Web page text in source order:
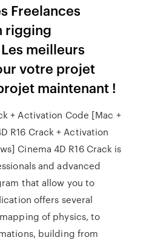
Freelances
rigging
meilleurs
votre projet
maintenant !
+ Activation Code [Mac +
R16 Crack + Activation
Cinema 4D R16 Crack is
and advanced
that allow you to
offers several
of physics, to
building from